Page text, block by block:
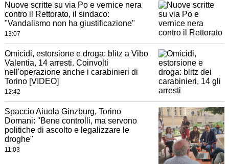
Nuove scritte su via Po e vernice nera
contro il Rettorato, il sindaco:
"Vandalismo non ha giustificazione"
13:07
Omicidi, estorsione e droga: blitz a Vibo
Valentia, 14 arresti. Coinvolti
nell'operazione anche i carabinieri di
Torino [VIDEO]
12:42
Spaccio Aiuola Ginzburg, Torino
Domani: "Bene controlli, ma servono
politiche di ascolto e legalizzare le
droghe"
11:03